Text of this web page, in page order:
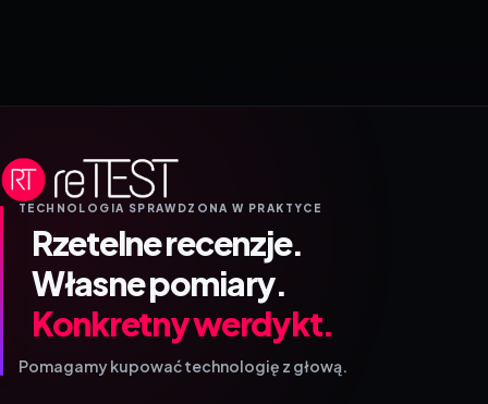
TECHNOLOGIA SPRAWDZONA W PRAKTYCE
Rzetelne recenzje.
Własne pomiary.
Konkretny werdykt.
Pomagamy kupować technologię z głową.